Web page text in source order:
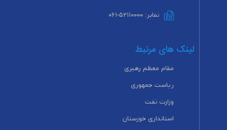
نمابر: ۵۲۱۱۰۰۰۰-۰۶۱
لینک های مرتبط
مقام معظم رهبری
ریاست جمهوری
وزارت نفت
استانداری خوزستان